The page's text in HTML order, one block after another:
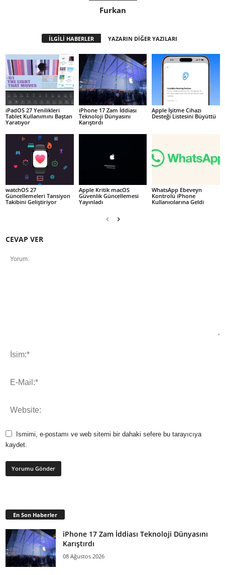
Furkan
İLGİLİ HABERLER YAZARIN DİĞER YAZILARI
iPadOS 27 Yenilikleri
Tablet Kullanımını Baştan
Yaratıyor
iPhone 17 Zam İddiası
Teknoloji Dünyasını
Karıştırdı
Apple İşitme Cihazı
Desteği Listesini Büyüttü
watchOS 27
Güncellemeleri Tansiyon
Takibini Geliştiriyor
Apple Kritik macOS
Güvenlik Güncellemesi
Yayınladı
WhatsApp Ebeveyn
Kontrolü iPhone
Kullanıcılarına Geldi
CEVAP VER
Ismimi, e-postamı ve web sitemi bir dahaki sefere bu tarayıcıya
kaydet.
En Son Haberler
iPhone 17 Zam İddiası Teknoloji Dünyasını
Karıştırdı
08 Ağustos 2026